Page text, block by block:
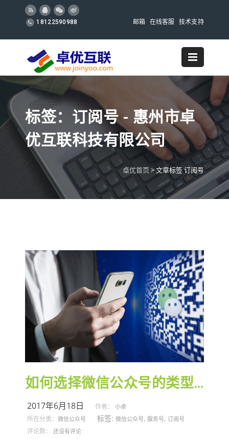
18122590988 邮箱 在线客服 技术支持
标签：订阅号 - 惠州市卓
优互联科技有限公司
卓优首页 >文章标签 订阅号
如何选择微信公众号的类型？
2017年6月18日 作者： 小卓
所在分类： 微信公众号 标签: 微信公众号, 服务号, 订阅号
评论数： 还没有评论